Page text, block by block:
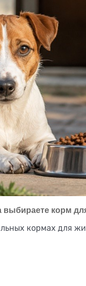
корм
кормах для